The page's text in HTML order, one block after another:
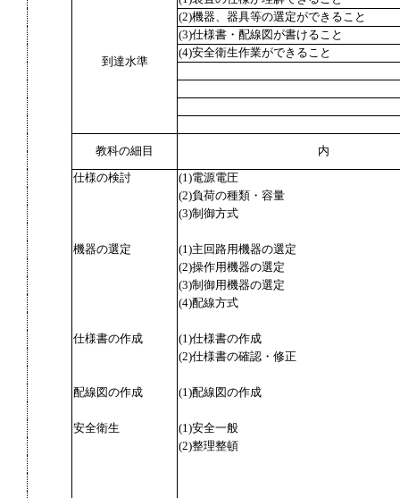
到達水準
(2)機器、器具等の選定ができること
(3)仕様書・配線図が書けること
(4)安全衛生作業ができること
教科の細目 内
仕様の検討
(1)電源電圧
(2)負荷の種類・容量
(3)制御方式
機器の選定
(1)主回路用機器の選定
(2)操作用機器の選定
(3)制御用機器の選定
(4)配線方式
仕様書の作成
(1)仕様書の作成
(2)仕様書の確認・修正
配線図の作成 (1)配線図の作成
安全衛生
(1)安全一般
(2)整理整頓